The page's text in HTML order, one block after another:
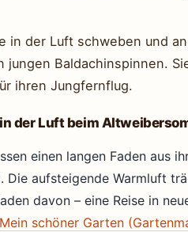
in der Luft schweben und
jungen Baldachinspinnen.
ihren Jungfernflug.
der Luft beim
einen langen Faden aus
Die aufsteigende Warmluft
davon – eine Reise in
Mein schöner Garten